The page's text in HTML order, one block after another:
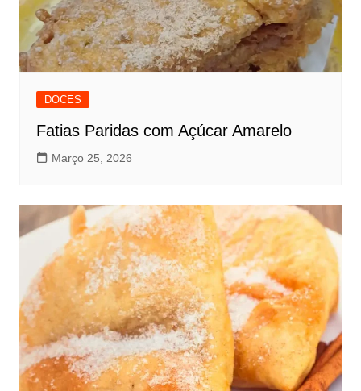
DOCES
Fatias Paridas com Açúcar Amarelo
Março 25, 2026